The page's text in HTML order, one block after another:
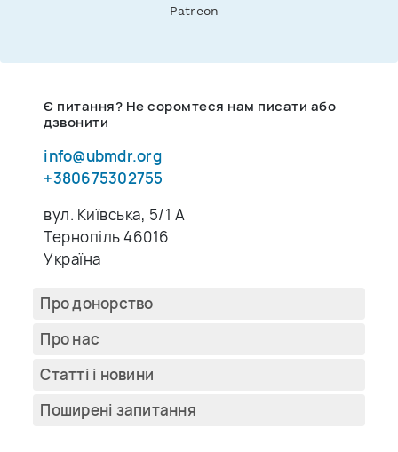
Patreon
Є питання? Не соромтеся нам писати або
дзвонити
info@ubmdr.org
+380675302755
вул. Київська, 5/1 A
Тернопіль 46016
Україна
Про донорство
Про нас
Cтатті і новини
Поширені запитання